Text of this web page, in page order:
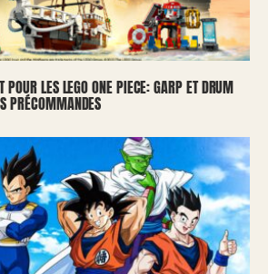
POUR LES LEGO ONE PIECE: GARP ET DRUM
PRÉCOMMANDES